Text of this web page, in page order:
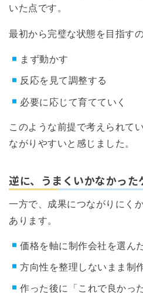
いた点です。
最初から完璧な状態を目指すの
まず動かす
反応を見て調整する
必要に応じて育てていく
このような前提で考えられて
ながりやすいと感じました。
逆に、うまくいかなかった
一方で、成果につながりにく
あります。
価格を軸に制作会社を選ん
方向性を整理しないまま制
作った後に「これで良かっ